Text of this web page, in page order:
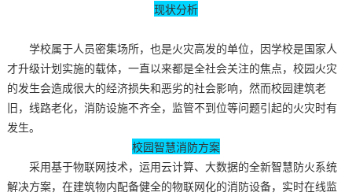
现状分析
学校属于人员密集场所，也是火灾高发的单位，因学校是国家人
才升级计划实施的载体，一直以来都是全社会关注的焦点，校园火灾
的发生会造成很大的经济损失和恶劣的社会影响，然而校园建筑老
旧，线路老化，消防设施不齐全，监管不到位等问题引起的火灾时有
发生。
校园智慧消防方案
采用基于物联网技术，运用云计算、大数据的全新智慧防火系统
解决方案，在建筑物内配备健全的物联网化的消防设备，实时在线监